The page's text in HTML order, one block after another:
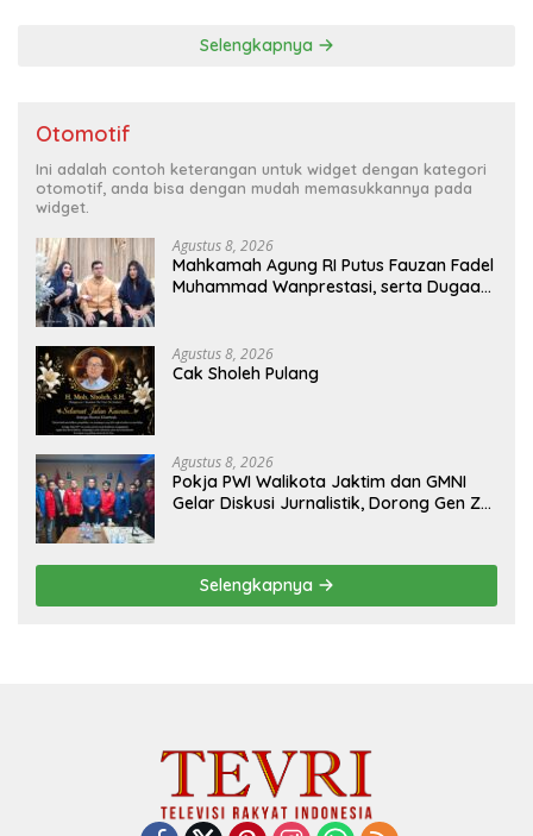
Selengkapnya
Otomotif
Ini adalah contoh keterangan untuk widget dengan kategori
otomotif, anda bisa dengan mudah memasukkannya pada
widget.
Agustus 8, 2026
Mahkamah Agung RI Putus Fauzan Fadel
Muhammad Wanprestasi, serta Dugaan
Agustus 8, 2026
Cak Sholeh Pulang
Agustus 8, 2026
Pokja PWI Walikota Jaktim dan GMNI
Gelar Diskusi Jurnalistik, Dorong Gen Z
Selengkapnya